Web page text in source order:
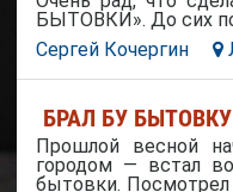
БЫТОВКИ». До сих
Сергей Кочергин
БРАЛ БУ БЫТОВКУ
Прошлой весной
городом — встал
бытовки.